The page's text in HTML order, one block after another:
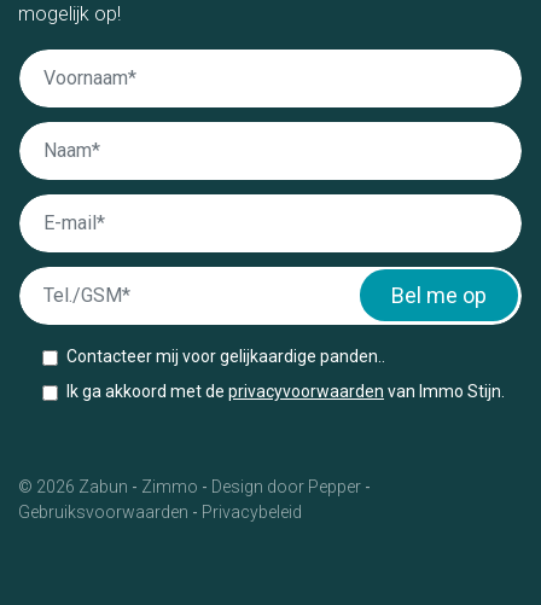
mogelijk op!
Bel me op
Contacteer mij voor gelijkaardige panden..
Ik ga akkoord met de privacyvoorwaarden van Immo Stijn.
© 2026 Zabun - Zimmo - Design door Pepper -
Gebruiksvoorwaarden - Privacybeleid